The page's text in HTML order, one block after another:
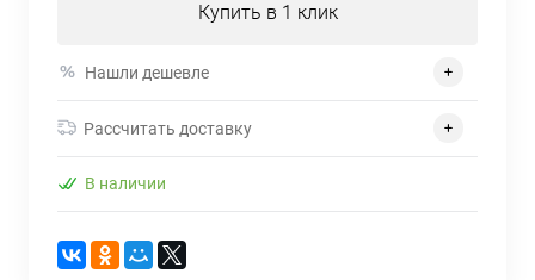
Купить в 1 клик
Нашли дешевле
Рассчитать доставку
В наличии